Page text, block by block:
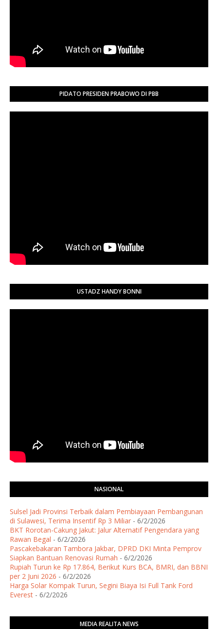
PIDATO PRESIDEN PRABOWO DI PBB
USTADZ HANDY BONNI
NASIONAL
Sulsel Jadi Provinsi Terbaik dalam Pembiayaan Pembangunan
di Sulawesi, Terima Insentif Rp 3 Miliar - 6/2/2026
BKT Rorotan-Cakung Jakut: Jalur Alternatif Pengendara yang
Rawan Begal - 6/2/2026
Pascakebakaran Tambora Jakbar, DPRD DKI Minta Pemprov
Siapkan Bantuan Renovasi Rumah - 6/2/2026
Rupiah Turun ke Rp 17.864, Berikut Kurs BCA, BMRI, dan BBNI
per 2 Juni 2026 - 6/2/2026
Harga Solar Kompak Turun, Segini Biaya Isi Full Tank Ford
Everest - 6/2/2026
MEDIA REALITA NEWS